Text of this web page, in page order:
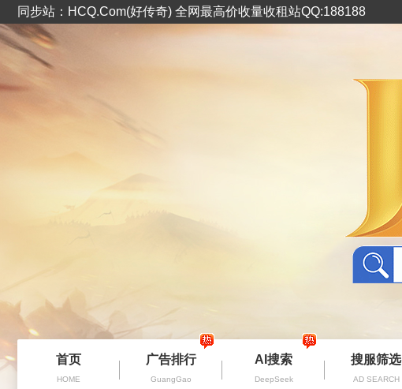
同步站：HCQ.Com(好传奇) 全网最高价收量收租站QQ:188188
首页
HOME
广告排行
GuangGao
AI搜索
DeepSeek
搜服筛选
AD SEARCH